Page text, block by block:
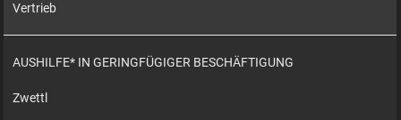
Vertrieb
AUSHILFE* IN GERINGFÜGIGER BESCHÄFTIGUNG
Zwettl